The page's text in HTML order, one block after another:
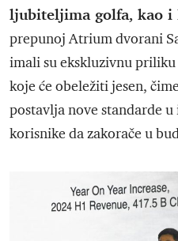
ljubiteljima golfa, kao i
prepunoj Atrium dvorani
imali su ekskluzivnu
koje će obeležiti jesen,
postavlja nove standarde
korisnike da zakorače u